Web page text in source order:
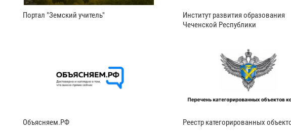
Портал "Земский учитель"
Институт развития образования
Чеченской Республики
Объясняем.РФ Реестр категорированных